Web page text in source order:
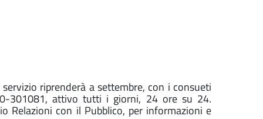
riprenderà a settembre, con i consueti
301081, attivo tutti i giorni, 24 ore su 24.
Relazioni con il Pubblico, per informazioni e